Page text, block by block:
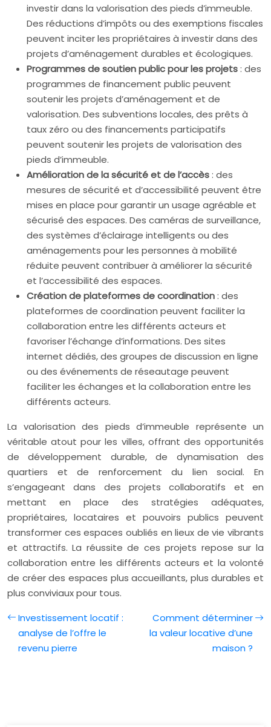
investir dans la valorisation des pieds d’immeuble.
Des réductions d’impôts ou des exemptions fiscales
peuvent inciter les propriétaires à investir dans des
projets d’aménagement durables et écologiques.
Programmes de soutien public pour les projets: des
programmes de financement public peuvent
soutenir les projets d’aménagement et de
valorisation. Des subventions locales, des prêts à
taux zéro ou des financements participatifs
peuvent soutenir les projets de valorisation des
pieds d’immeuble.
Amélioration de la sécurité et de l’accès: des
mesures de sécurité et d’accessibilité peuvent être
mises en place pour garantir un usage agréable et
sécurisé des espaces. Des caméras de surveillance,
des systèmes d’éclairage intelligents ou des
aménagements pour les personnes à mobilité
réduite peuvent contribuer à améliorer la sécurité
et l’accessibilité des espaces.
Création de plateformes de coordination: des
plateformes de coordination peuvent faciliter la
collaboration entre les différents acteurs et
favoriser l’échange d’informations. Des sites
internet dédiés, des groupes de discussion en ligne
ou des événements de réseautage peuvent
faciliter les échanges et la collaboration entre les
différents acteurs.
La valorisation des pieds d’immeuble représente un
véritable atout pour les villes, offrant des opportunités
de développement durable, de dynamisation des
quartiers et de renforcement du lien social. En
s’engageant dans des projets collaboratifs et en
mettant en place des stratégies adéquates,
propriétaires, locataires et pouvoirs publics peuvent
transformer ces espaces oubliés en lieux de vie vibrants
et attractifs. La réussite de ces projets repose sur la
collaboration entre les différents acteurs et la volonté
de créer des espaces plus accueillants, plus durables et
plus conviviaux pour tous.
Investissement locatif :
analyse de l’offre le
revenu pierre
Comment déterminer
la valeur locative d’une
maison ?